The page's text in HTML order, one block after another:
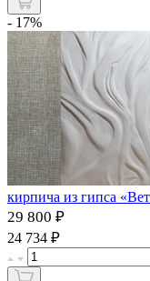
- 17%
кирпича из гипса
29 800 ₽
24 734 ₽